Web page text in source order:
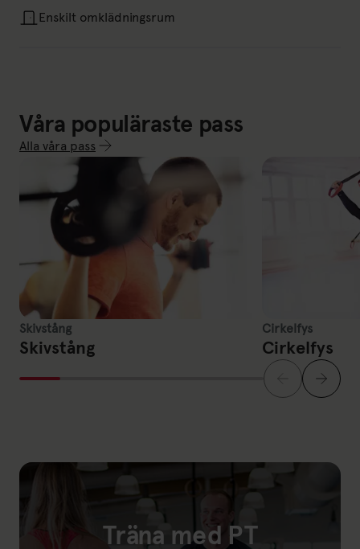
Enskilt omklädningsrum
Våra populäraste pass
Link till: Alla våra pass
Alla våra pass
Skivstång
Skivstång
Cirkelfys
Cirkelfys
Träna med PT